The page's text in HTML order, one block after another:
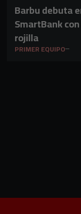
Barbu debuta
SmartBank
rojilla
PRIMER EQUIPO